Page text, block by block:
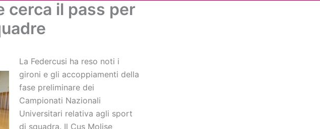
cerca il pass per
La Federcusi ha reso noti i
gironi e gli accoppiamenti della
fase preliminare dei
Campionati Nazionali
Universitari relativa agli sport
di squadra. Il Cus Molise